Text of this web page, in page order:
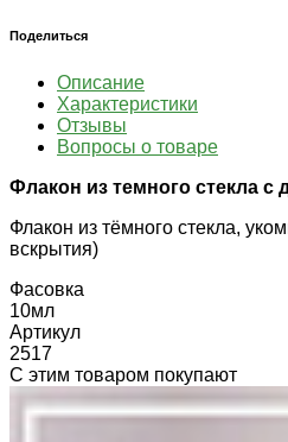
Поделиться
Описание
Характеристики
Отзывы
Вопросы о товаре
Флакон из темного стекла с
Флакон из тёмного стекла,
вскрытия)
Фасовка
10мл
Артикул
2517
С этим товаром покупают